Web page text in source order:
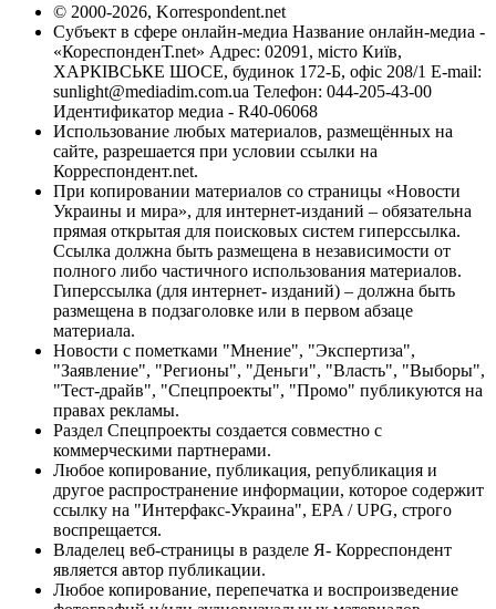
© 2000-2026, Korrespondent.net
Субъект в сфере онлайн-медиа Название онлайн-медиа -
«КореспонденТ.net» Адрес: 02091, місто Київ,
ХАРКІВСЬКЕ ШОСЕ, будинок 172-Б, офіс 208/1 E-mail:
sunlight@mediadim.com.ua Телефон: 044-205-43-00
Идентификатор медиа - R40-06068
Использование любых материалов, размещённых на
сайте, разрешается при условии ссылки на
Корреспондент.net.
При копировании материалов со страницы «Новости
Украины и мира», для интернет-изданий – обязательна
прямая открытая для поисковых систем гиперссылка.
Ссылка должна быть размещена в независимости от
полного либо частичного использования материалов.
Гиперссылка (для интернет- изданий) – должна быть
размещена в подзаголовке или в первом абзаце
материала.
Новости с пометками "Мнение", "Экспертиза",
"Заявление", "Регионы", "Деньги", "Власть", "Выборы",
"Тест-драйв", "Спецпроекты", "Промо" публикуются на
правах рекламы.
Раздел Спецпроекты создается совместно с
коммерческими партнерами.
Любое копирование, публикация, републикация и
другое распространение информации, которое содержит
ссылку на "Интерфакс-Украина", EPA / UPG, строго
воспрещается.
Владелец веб-страницы в разделе Я- Корреспондент
является автор публикации.
Любое копирование, перепечатка и воспроизведение